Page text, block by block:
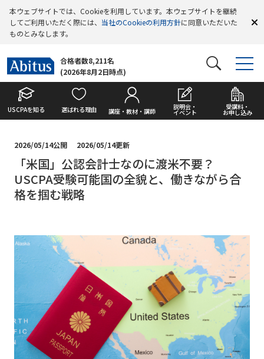
本ウェブサイトでは、Cookieを利用しています。本ウェブサイトを継続
してご利用いただく際には、 当社のCookieの利用方針に同意いただいた
ものとみなします。
合格者数8,211名
(2026年8月2日時点)
USCPAを知る 選ばれる理由 講座・教材・講師
説明会・
イベント
受講料・
お申し込み
2026/05/14公開 2026/05/14更新
「米国」公認会計士なのに渡米不要？
USCPA受験可能国の全貌と、働きながら合
格を掴む戦略